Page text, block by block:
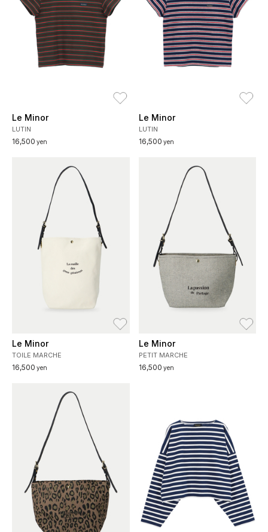
Le Minor
LUTIN
16,500 yen
Le Minor
LUTIN
16,500 yen
Le Minor
TOILE MARCHE
16,500 yen
Le Minor
PETIT MARCHE
16,500 yen